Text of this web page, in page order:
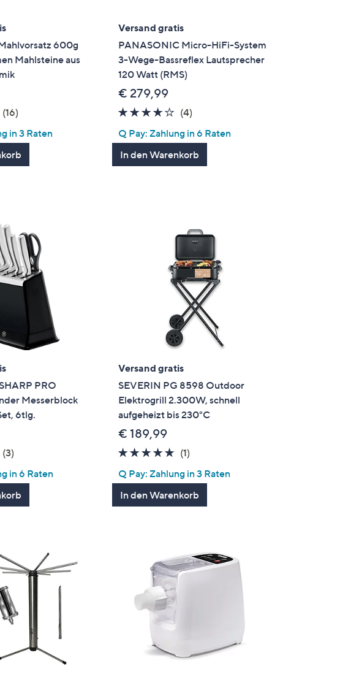
600g
Mahlsteine aus
4.8
5
(16)
in 3 Raten
Versand gratis
PANASONIC Micro-HiFi-System
3-Wege-Bassreflex Lautsprecher
120 Watt (RMS)
€ 279,99
4.0
5
(4)
Q Pay: Zahlung in 6 Raten
In den Warenkorb
PRO
Messerblock
6tlg.
5.0
5
(3)
in 6 Raten
Versand gratis
SEVERIN PG 8598 Outdoor
Elektrogrill 2.300W, schnell
aufgeheizt bis 230°C
€ 189,99
5.0
5
(1)
Q Pay: Zahlung in 3 Raten
In den Warenkorb